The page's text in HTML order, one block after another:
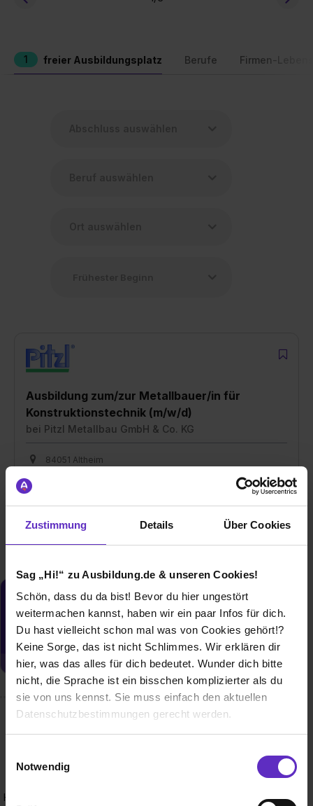
Zustimmung Details Über Cookies
Sag „Hi!“ zu Ausbildung.de & unseren Cookies!
Schön, dass du da bist! Bevor du hier ungestört
weitermachen kannst, haben wir ein paar Infos für dich.
Du hast vielleicht schon mal was von Cookies gehört!?
Keine Sorge, das ist nicht Schlimmes. Wir erklären dir
hier, was das alles für dich bedeutet. Wunder dich bitte
nicht, die Sprache ist ein bisschen komplizierter als du
sie von uns kennst. Sie muss einfach den aktuellen
Datenschutzbestimmungen gerecht werden.
Notwendig
1 freier Ausbildungsplatz Berufe Firmen-
Ausbildung zum/zur Metallbauer/in für
Konstruktionstechnik (m/w/d)
bei Pitzl Metallbau GmbH & Co. KG
84051 Altheim
Du möchtest neue Stellen automatisch
zugeschickt bekommen?
...Pitzl ursprünglich Anbieter von Autoanhängern war? Eine
lustige Idee und eine darauf folgende Wette des jetzigen
Holzverbinder-Produktion geschaffen. Und schon bald wird